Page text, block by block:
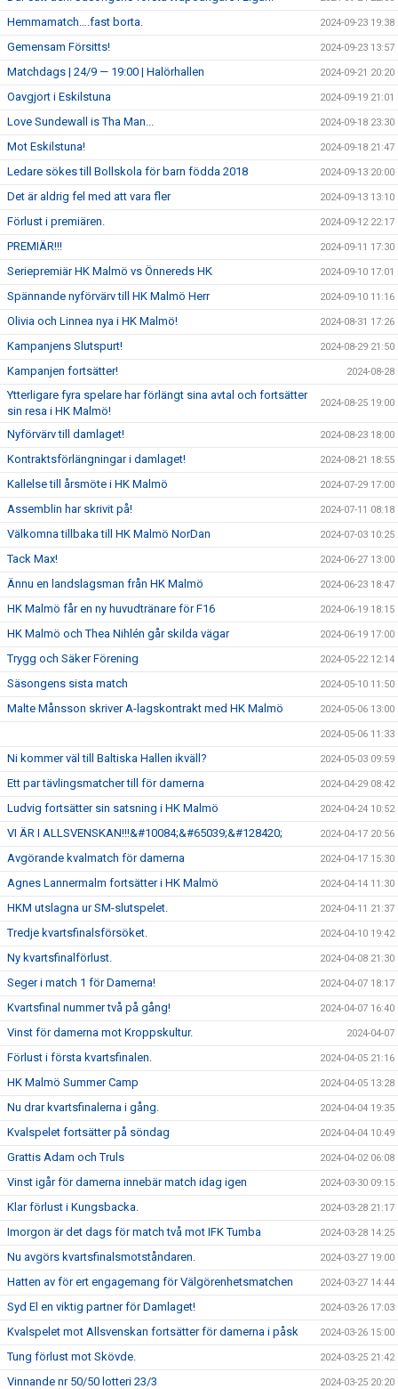
Hemmamatch….fast borta. 2024-09-23 19:38
Gemensam Försitts! 2024-09-23 13:57
Matchdags | 24/9 — 19:00 | Halörhallen 2024-09-21 20:20
Oavgjort i Eskilstuna 2024-09-19 21:01
Love Sundewall is Tha Man... 2024-09-18 23:30
Mot Eskilstuna! 2024-09-18 21:47
Ledare sökes till Bollskola för barn födda 2018 2024-09-13 20:00
Det är aldrig fel med att vara fler 2024-09-13 13:10
Förlust i premiären. 2024-09-12 22:17
PREMIÄR!!! 2024-09-11 17:30
Seriepremiär HK Malmö vs Önnereds HK 2024-09-10 17:01
Spännande nyförvärv till HK Malmö Herr 2024-09-10 11:16
Olivia och Linnea nya i HK Malmö! 2024-08-31 17:26
Kampanjens Slutspurt! 2024-08-29 21:50
Kampanjen fortsätter! 2024-08-28
Ytterligare fyra spelare har förlängt sina avtal och fortsätter
sin resa i HK Malmö!
2024-08-25 19:00
Nyförvärv till damlaget! 2024-08-23 18:00
Kontraktsförlängningar i damlaget! 2024-08-21 18:55
Kallelse till årsmöte i HK Malmö 2024-07-29 17:00
Assemblin har skrivit på! 2024-07-11 08:18
Välkomna tillbaka till HK Malmö NorDan 2024-07-03 10:25
Tack Max! 2024-06-27 13:00
Ännu en landslagsman från HK Malmö 2024-06-23 18:47
HK Malmö får en ny huvudtränare för F16 2024-06-19 18:15
HK Malmö och Thea Nihlén går skilda vägar 2024-06-19 17:00
Trygg och Säker Förening 2024-05-22 12:14
Säsongens sista match 2024-05-10 11:50
Malte Månsson skriver A-lagskontrakt med HK Malmö 2024-05-06 13:00
2024-05-06 11:33
Ni kommer väl till Baltiska Hallen ikväll? 2024-05-03 09:59
Ett par tävlingsmatcher till för damerna 2024-04-29 08:42
Ludvig fortsätter sin satsning i HK Malmö 2024-04-24 10:52
VI ÄR I ALLSVENSKAN!!!&#10084;&#65039;&#128420; 2024-04-17 20:56
Avgörande kvalmatch för damerna 2024-04-17 15:30
Agnes Lannermalm fortsätter i HK Malmö 2024-04-14 11:30
HKM utslagna ur SM-slutspelet. 2024-04-11 21:37
Tredje kvartsfinalsförsöket. 2024-04-10 19:42
Ny kvartsfinalförlust. 2024-04-08 21:30
Seger i match 1 för Damerna! 2024-04-07 18:17
Kvartsfinal nummer två på gång! 2024-04-07 16:40
Vinst för damerna mot Kroppskultur. 2024-04-07
Förlust i första kvartsfinalen. 2024-04-05 21:16
HK Malmö Summer Camp 2024-04-05 13:28
Nu drar kvartsfinalerna i gång. 2024-04-04 19:35
Kvalspelet fortsätter på söndag 2024-04-04 10:49
Grattis Adam och Truls 2024-04-02 06:08
Vinst igår för damerna innebär match idag igen 2024-03-30 09:15
Klar förlust i Kungsbacka. 2024-03-28 21:17
Imorgon är det dags för match två mot IFK Tumba 2024-03-28 14:25
Nu avgörs kvartsfinalsmotståndaren. 2024-03-27 19:00
Hatten av för ert engagemang för Välgörenhetsmatchen 2024-03-27 14:44
Syd El en viktig partner för Damlaget! 2024-03-26 17:03
Kvalspelet mot Allsvenskan fortsätter för damerna i påsk 2024-03-26 15:00
Tung förlust mot Skövde. 2024-03-25 21:42
Vinnande nr 50/50 lotteri 23/3 2024-03-25 20:20